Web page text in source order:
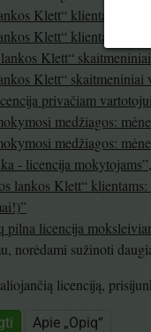
Klett“ klientams:
Klett“ klientams:
lankos Klett“
Klett“
privačiam
medžiagos:
medžiagos:
- licencija mokytojams”,
lankos Klett“
pilna licencija
norėdami sužinoti
licenciją,
Apie „Opiq“